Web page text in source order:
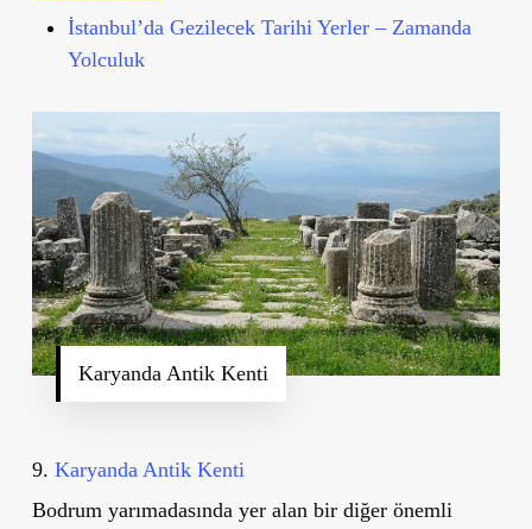
İstanbul’da Gezilecek Tarihi Yerler – Zamanda
Yolculuk
Karyanda Antik Kenti
9. Karyanda Antik Kenti
Bodrum yarımadasında yer alan bir diğer önemli